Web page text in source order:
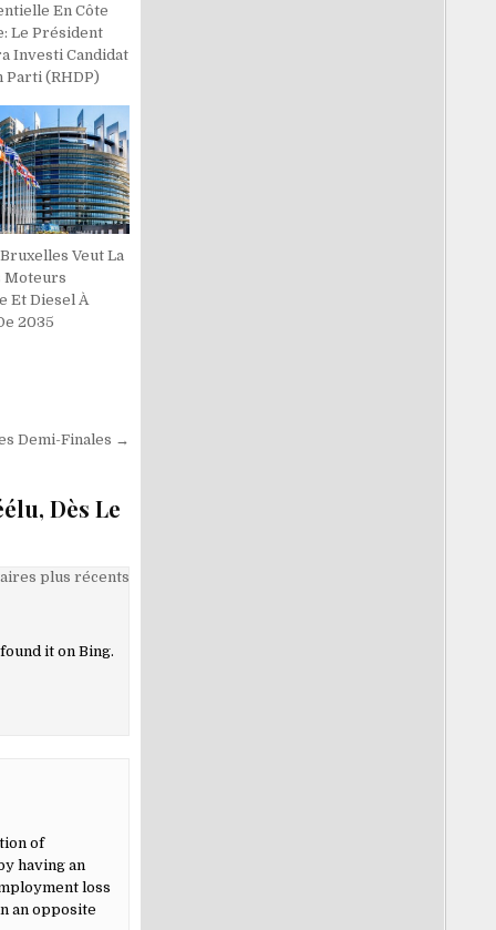
En Côte
Le Président
Investi Candidat
Parti (RHDP)
Veut La
Moteurs
Et Diesel À
2035
Demi-Finales →
Dès Le
plus récents
it on Bing.
of
having an
loss
an opposite